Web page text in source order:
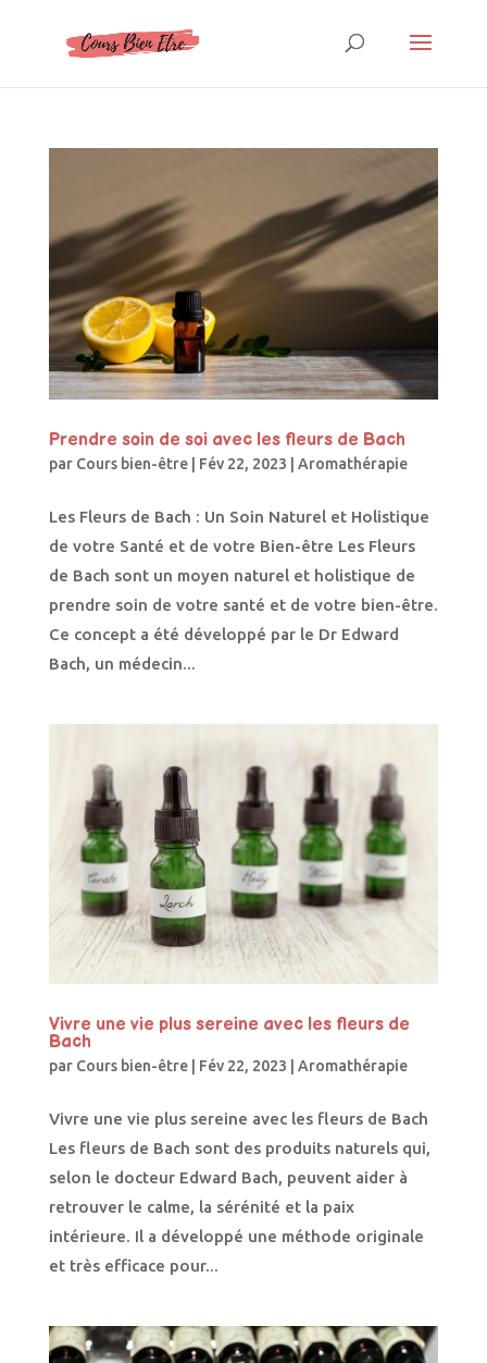
Prendre soin de soi avec les fleurs de Bach
par Cours bien-être| Fév 22, 2023 Aromathérapie
Les Fleurs de Bach : Un Soin Naturel et Holistique
de votre Santé et de votre Bien-être Les Fleurs
de Bach sont un moyen naturel et holistique de
prendre soin de votre santé et de votre bien-être.
Ce concept a été développé par le Dr Edward
Bach, un médecin...
Vivre une vie plus sereine avec les fleurs de
Bach
par Cours bien-être| Fév 22, 2023 Aromathérapie
Vivre une vie plus sereine avec les fleurs de Bach
Les fleurs de Bach sont des produits naturels qui,
selon le docteur Edward Bach, peuvent aider à
retrouver le calme, la sérénité et la paix
intérieure. Il a développé une méthode originale
et très efficace pour...